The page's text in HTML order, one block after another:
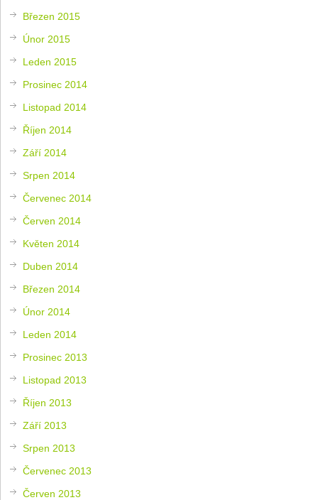
Březen 2015
Únor 2015
Leden 2015
Prosinec 2014
Listopad 2014
Říjen 2014
Září 2014
Srpen 2014
Červenec 2014
Červen 2014
Květen 2014
Duben 2014
Březen 2014
Únor 2014
Leden 2014
Prosinec 2013
Listopad 2013
Říjen 2013
Září 2013
Srpen 2013
Červenec 2013
Červen 2013